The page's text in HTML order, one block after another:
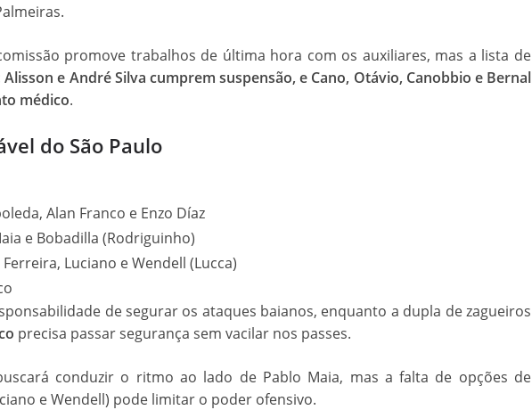
promove trabalhos de última hora com os auxiliares, mas a lista de
Alisson e André Silva cumprem suspensão, e Cano, Otávio, Canobbio e Bernal
médico.
do São Paulo
Alan Franco e Enzo Díaz
e Bobadilla (Rodriguinho)
Ferreira, Luciano e Wendell (Lucca)
de segurar os ataques baianos, enquanto a dupla de zagueiros
precisa passar segurança sem vacilar nos passes.
conduzir o ritmo ao lado de Pablo Maia, mas a falta de opções de
e Wendell) pode limitar o poder ofensivo.